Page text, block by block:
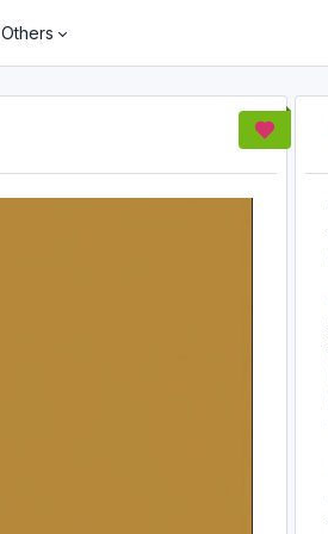
Others